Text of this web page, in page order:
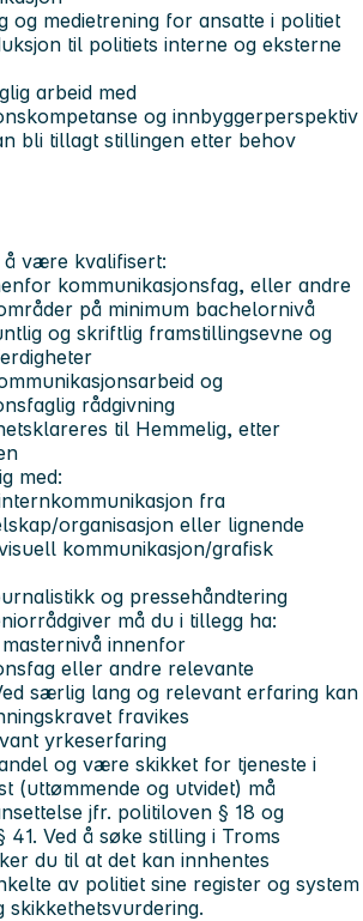
og medietrening for ansatte i politiet
til politiets interne og eksterne
arbeid med
og innbyggerperspektiv
bli tillagt stillingen etter behov
være kvalifisert:
kommunikasjonsfag, eller andre
på minimum bachelornivå
og skriftlig framstillingsevne og
og
rådgivning
til Hemmelig, etter
med:
fra
organisasjon eller lignende
kommunikasjon/grafisk
og pressehåndtering
må du i tillegg ha:
innenfor
eller andre relevante
særlig lang og relevant erfaring kan
fravikes
yrkeserfaring
og være skikket for tjeneste i
(uttømmende og utvidet) må
jfr. politiloven § 18 og
41. Ved å søke stilling i Troms
du til at det kan innhentes
av politiet sine register og system